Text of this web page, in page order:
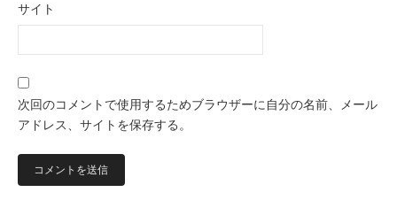
サイト
次回のコメントで使用するためブラウザーに自分の名前、メール
アドレス、サイトを保存する。